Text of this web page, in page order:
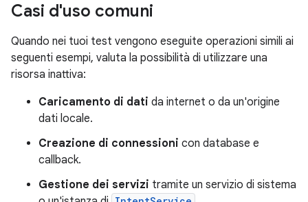
Casi d'uso comuni
Quando nei tuoi test vengono eseguite operazioni simili ai
seguenti esempi, valuta la possibilità di utilizzare una
risorsa inattiva:
Caricamento di dati da internet o da un'origine
dati locale.
Creazione di connessioni con database e
callback.
Gestione dei servizi tramite un servizio di sistema